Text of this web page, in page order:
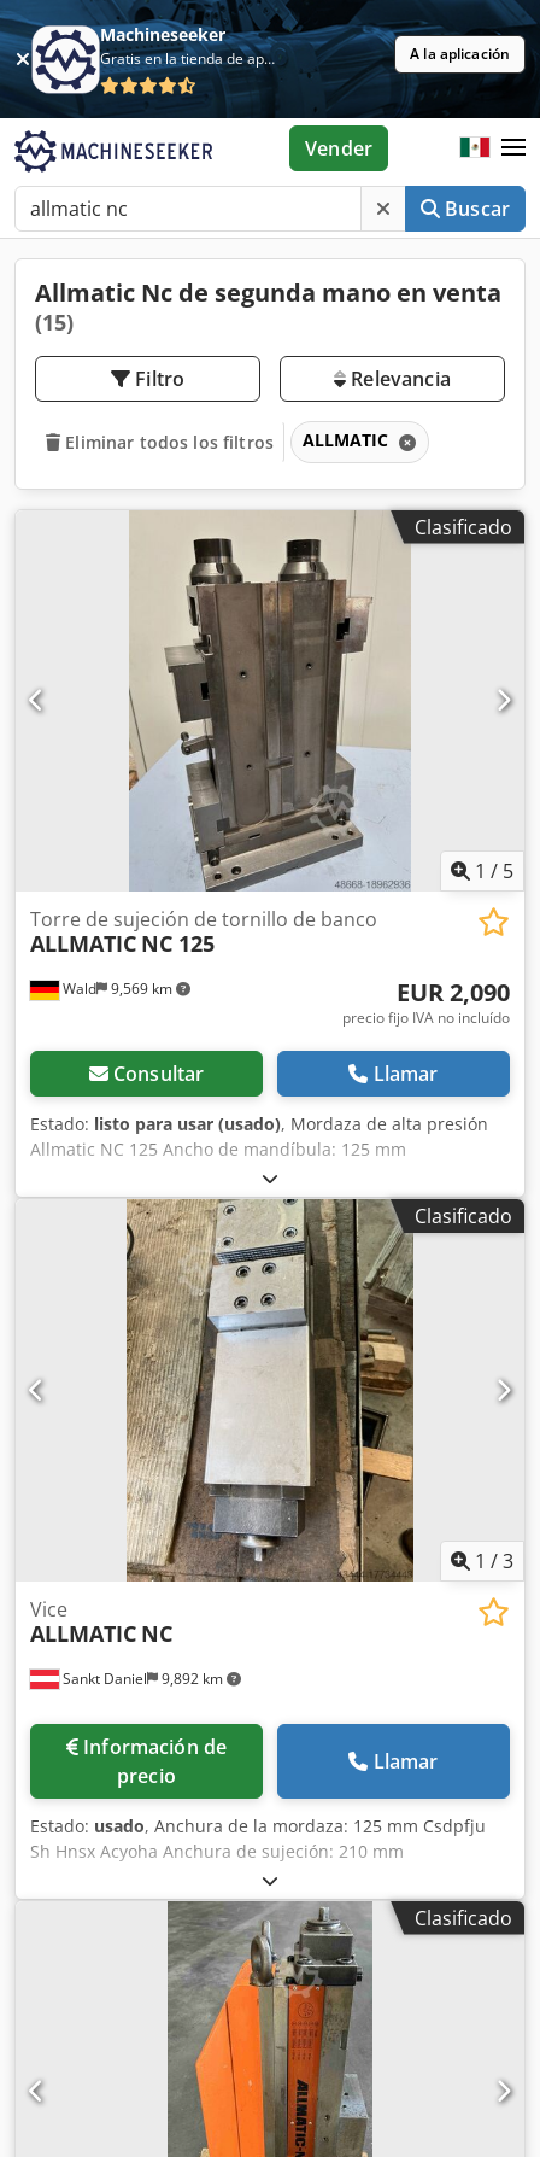
Machineseeker
Gratis en la tienda de aplicaciones A la aplicación
Buscar
Vender
Allmatic Nc de segunda mano en venta
(15)
Filtro Relevancia
Eliminar todos los filtros ALLMATIC
Clasificado
1 / 5
Wald 9,569 km
Torre de sujeción de tornillo de banco
ALLMATIC NC 125
EUR 2,090
precio fijo IVA no incluído
Consultar Llamar
Estado: listo para usar (usado), Mordaza de alta presión
Allmatic NC 125 Ancho de mandíbula: 125 mm
Envergadura: 214 mm con placa base para trabajos
verticales. Longitud total sin placa base: 450 mm Longitud
total con placa base: 505 mm Altura: 145 mm Le invitamos
a venir a visitarnos. Estaremos encantados de organizar un
envío rentable para usted. organizar Recibirá una factura
correcta. También se podrá emitir factura neta para
clientes extranjeros. Se requiere un número de
identificación de IVA válido. Sujeto a venta previa. Visita
nuestra tienda y descubre nuestras otras ofertas.
Chodpfxjwc At Es Acysa Los nombres de empresas y
marcas comerciales mencionadas son propiedad de sus
dueños y se utilizan únicamente para identificar y
describir los productos. Pueden producirse desviaciones
de los datos técnicos y errores en la descripción del
artículo. Reservados todos los derechos.
Clasificado
1 /3
Sankt Daniel 9,892 km
Vice
ALLMATIC NC
Información de
precio
Llamar
Estado: usado, Anchura de la mordaza: 125 mm Csdpfju
Sh Hnsx Acyoha Anchura de sujeción: 210 mm
Clasificado